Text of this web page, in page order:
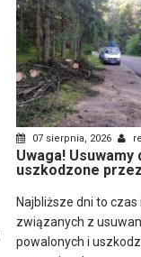
07 sierpnia, 2026
Uwaga! Usuwamy
uszkodzone
Najbliższe dni to
związanych z
powalonych i